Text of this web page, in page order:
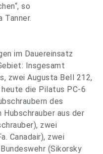
so
Tanner.
im Dauereinsatz
Insgesamt
zwei Augusta Bell 212,
die Pilatus PC-6
des
Hubschrauber aus der
zwei
Canadair), zwei
(Sikorsky